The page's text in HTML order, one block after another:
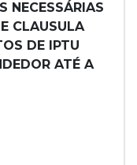
NECESSÁRIAS
CLAUSULA
DE IPTU
ATÉ A